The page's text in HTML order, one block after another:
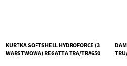
KURTKA SOFTSHELL HYDROFORCE (3
WARSTWOWA) REGATTA TRA/TRA650